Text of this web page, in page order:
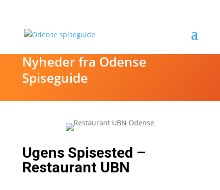
Nyheder fra Odense
Spiseguide
Ugens Spisested –
Restaurant UBN